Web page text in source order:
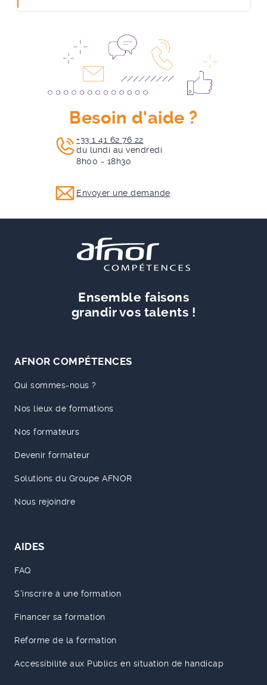
Besoin d'aide ?
+33 1 41 62 76 22
du lundi au vendredi
8h00 - 18h30
Envoyer une demande
Ensemble faisons
grandir vos talents !
AFNOR COMPÉTENCES
Qui sommes-nous ?
Nos lieux de formations
Nos formateurs
Devenir formateur
Solutions du Groupe AFNOR
Nous rejoindre
AIDES
FAQ
S'inscrire à une formation
Financer sa formation
Réforme de la formation
Accessibilité aux Publics en situation de handicap